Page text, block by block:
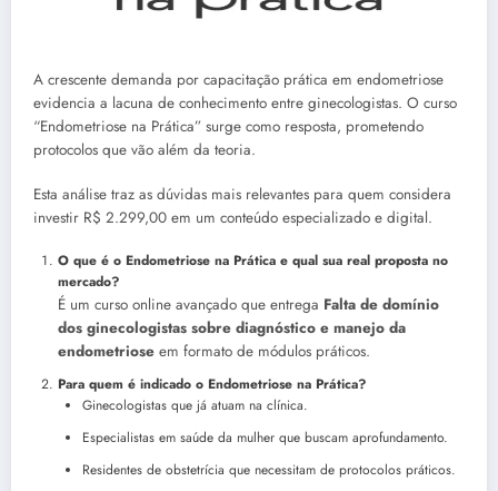
A crescente demanda por capacitação prática em endometriose
evidencia a lacuna de conhecimento entre ginecologistas. O curso
“Endometriose na Prática” surge como resposta, prometendo
protocolos que vão além da teoria.
Esta análise traz as dúvidas mais relevantes para quem considera
investir R$ 2.299,00 em um conteúdo especializado e digital.
O que é o Endometriose na Prática e qual sua real proposta no
mercado?
É um curso online avançado que entrega Falta de domínio
dos ginecologistas sobre diagnóstico e manejo da
endometriose em formato de módulos práticos.
Para quem é indicado o Endometriose na Prática?
Ginecologistas que já atuam na clínica.
Especialistas em saúde da mulher que buscam aprofundamento.
Residentes de obstetrícia que necessitam de protocolos práticos.